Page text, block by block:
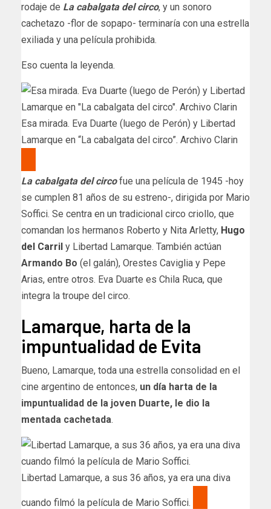
rodaje de La cabalgata del circo, y un sonoro
cachetazo -flor de sopapo- terminaría con una estrella
exiliada y una película prohibida.
Eso cuenta la leyenda.
Esa mirada. Eva Duarte (luego de Perón) y Libertad
Lamarque en “La cabalgata del circo”. Archivo Clarin
La cabalgata del circofue una película de 1945 -hoy
se cumplen 81 años de su estreno-, dirigida por Mario
Soffici. Se centra en un tradicional circo criollo, que
comandan los hermanos Roberto y Nita Arletty, Hugo
del Carril y Libertad Lamarque. También actúan
Armando Bo (el galán), Orestes Caviglia y Pepe
Arias, entre otros. Eva Duarte es Chila Ruca, que
integra la troupe del circo.
Lamarque, harta de la
impuntualidad de Evita
Bueno, Lamarque, toda una estrella consolidad en el
cine argentino de entonces, un día harta de la
impuntualidad de la joven Duarte, le dio la
mentada cachetada.
Libertad Lamarque, a sus 36 años, ya era una diva
cuando filmó la película de Mario Soffici.